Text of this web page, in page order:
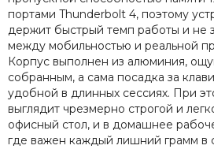
портами Thunderbolt 4, поэтому
держит быстрый темп работы и не
между мобильностью и реальной
Корпус выполнен из алюминия,
собранным, а сама посадка за
удобной в длинных сессиях. При
выглядит чрезмерно строгой и
офисный стол, и в домашнее
где важен каждый лишний грамм в